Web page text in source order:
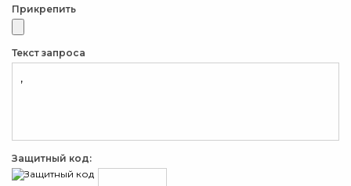
Прикрепить
Текст запроса
Защитный код: